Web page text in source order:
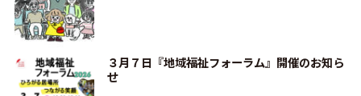
３月７日『地域福祉フォーラム』開催のお知ら
せ